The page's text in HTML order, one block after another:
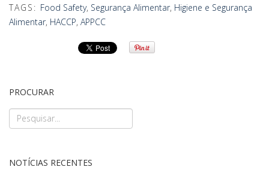
TAGS: Food Safety, Segurança Alimentar, Higiene e Segurança
Alimentar, HACCP, APPCC
PROCURAR
NOTÍCIAS RECENTES